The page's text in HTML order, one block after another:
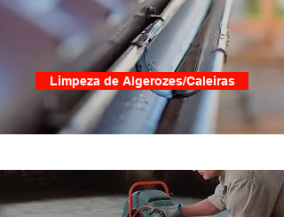
Limpeza de Algerozes/Caleiras